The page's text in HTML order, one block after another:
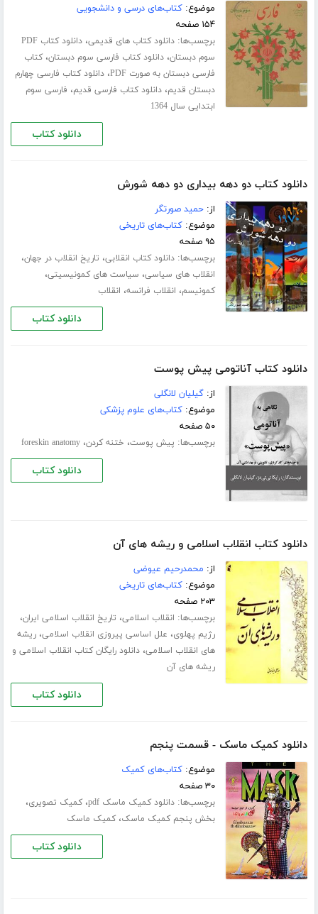
موضوع:کتاب‌های درسی و دانشجویی
۱۵۴ صفحه
برچسب‌ها:دانلود کتاب های قدیمی،
دانلود کتاب PDF
سوم دبستان،دانلود کتاب فارسی سوم دبستان،کتاب
فارسی دبستان به صورت PDF
،دانلود کتاب فارسی چهارم
دبستان قدیم،دانلود کتاب فارسی قدیم، فارسی سوم
ابتدایی سال 1364
دانلود کتاب
دانلود کتاب دو دهه بیداری دو دهه شورش
از:حمید صورتگر
موضوع:کتاب‌های تاریخی
۹۵ صفحه
برچسب‌ها:دانلود کتاب انقلابی، تاریخ انقلاب در جهان،
انقلاب های سیاسی، سیاست های کمونیسیتی،
کمونیسم، انقلاب فرانسه، انقلاب
دانلود کتاب
دانلود کتاب آناتومی پیش پوست
از:گیلیان لانگلی
موضوع:کتاب‌های علوم پزشکی
۵۰ صفحه
برچسب‌ها: پیش پوست، ختنه کردن،foreskin anatomy
دانلود کتاب
دانلود کتاب انقلاب اسلامی و ریشه های آن
از: محمدرحیم عیوضی
موضوع:کتاب‌های تاریخی
۲۰۳ صفحه
برچسب‌ها: انقلاب اسلامی، تاریخ انقلاب اسلامی ایران،
رژیم پهلوی، علل اساسی پیروزی انقلاب اسلامی،ریشه
های انقلاب اسلامی،دانلود رایگان کتاب انقلاب اسلامی و
ریشه های آن
دانلود کتاب
دانلود کمیک ماسک - قسمت پنجم
موضوع:کتاب‌های کمیک
۳۰ صفحه
برچسب‌ها:دانلود کمیک ماسک pdf ،کمیک تصویری،
بخش پنجم کمیک ماسک،کمیک ماسک
دانلود کتاب